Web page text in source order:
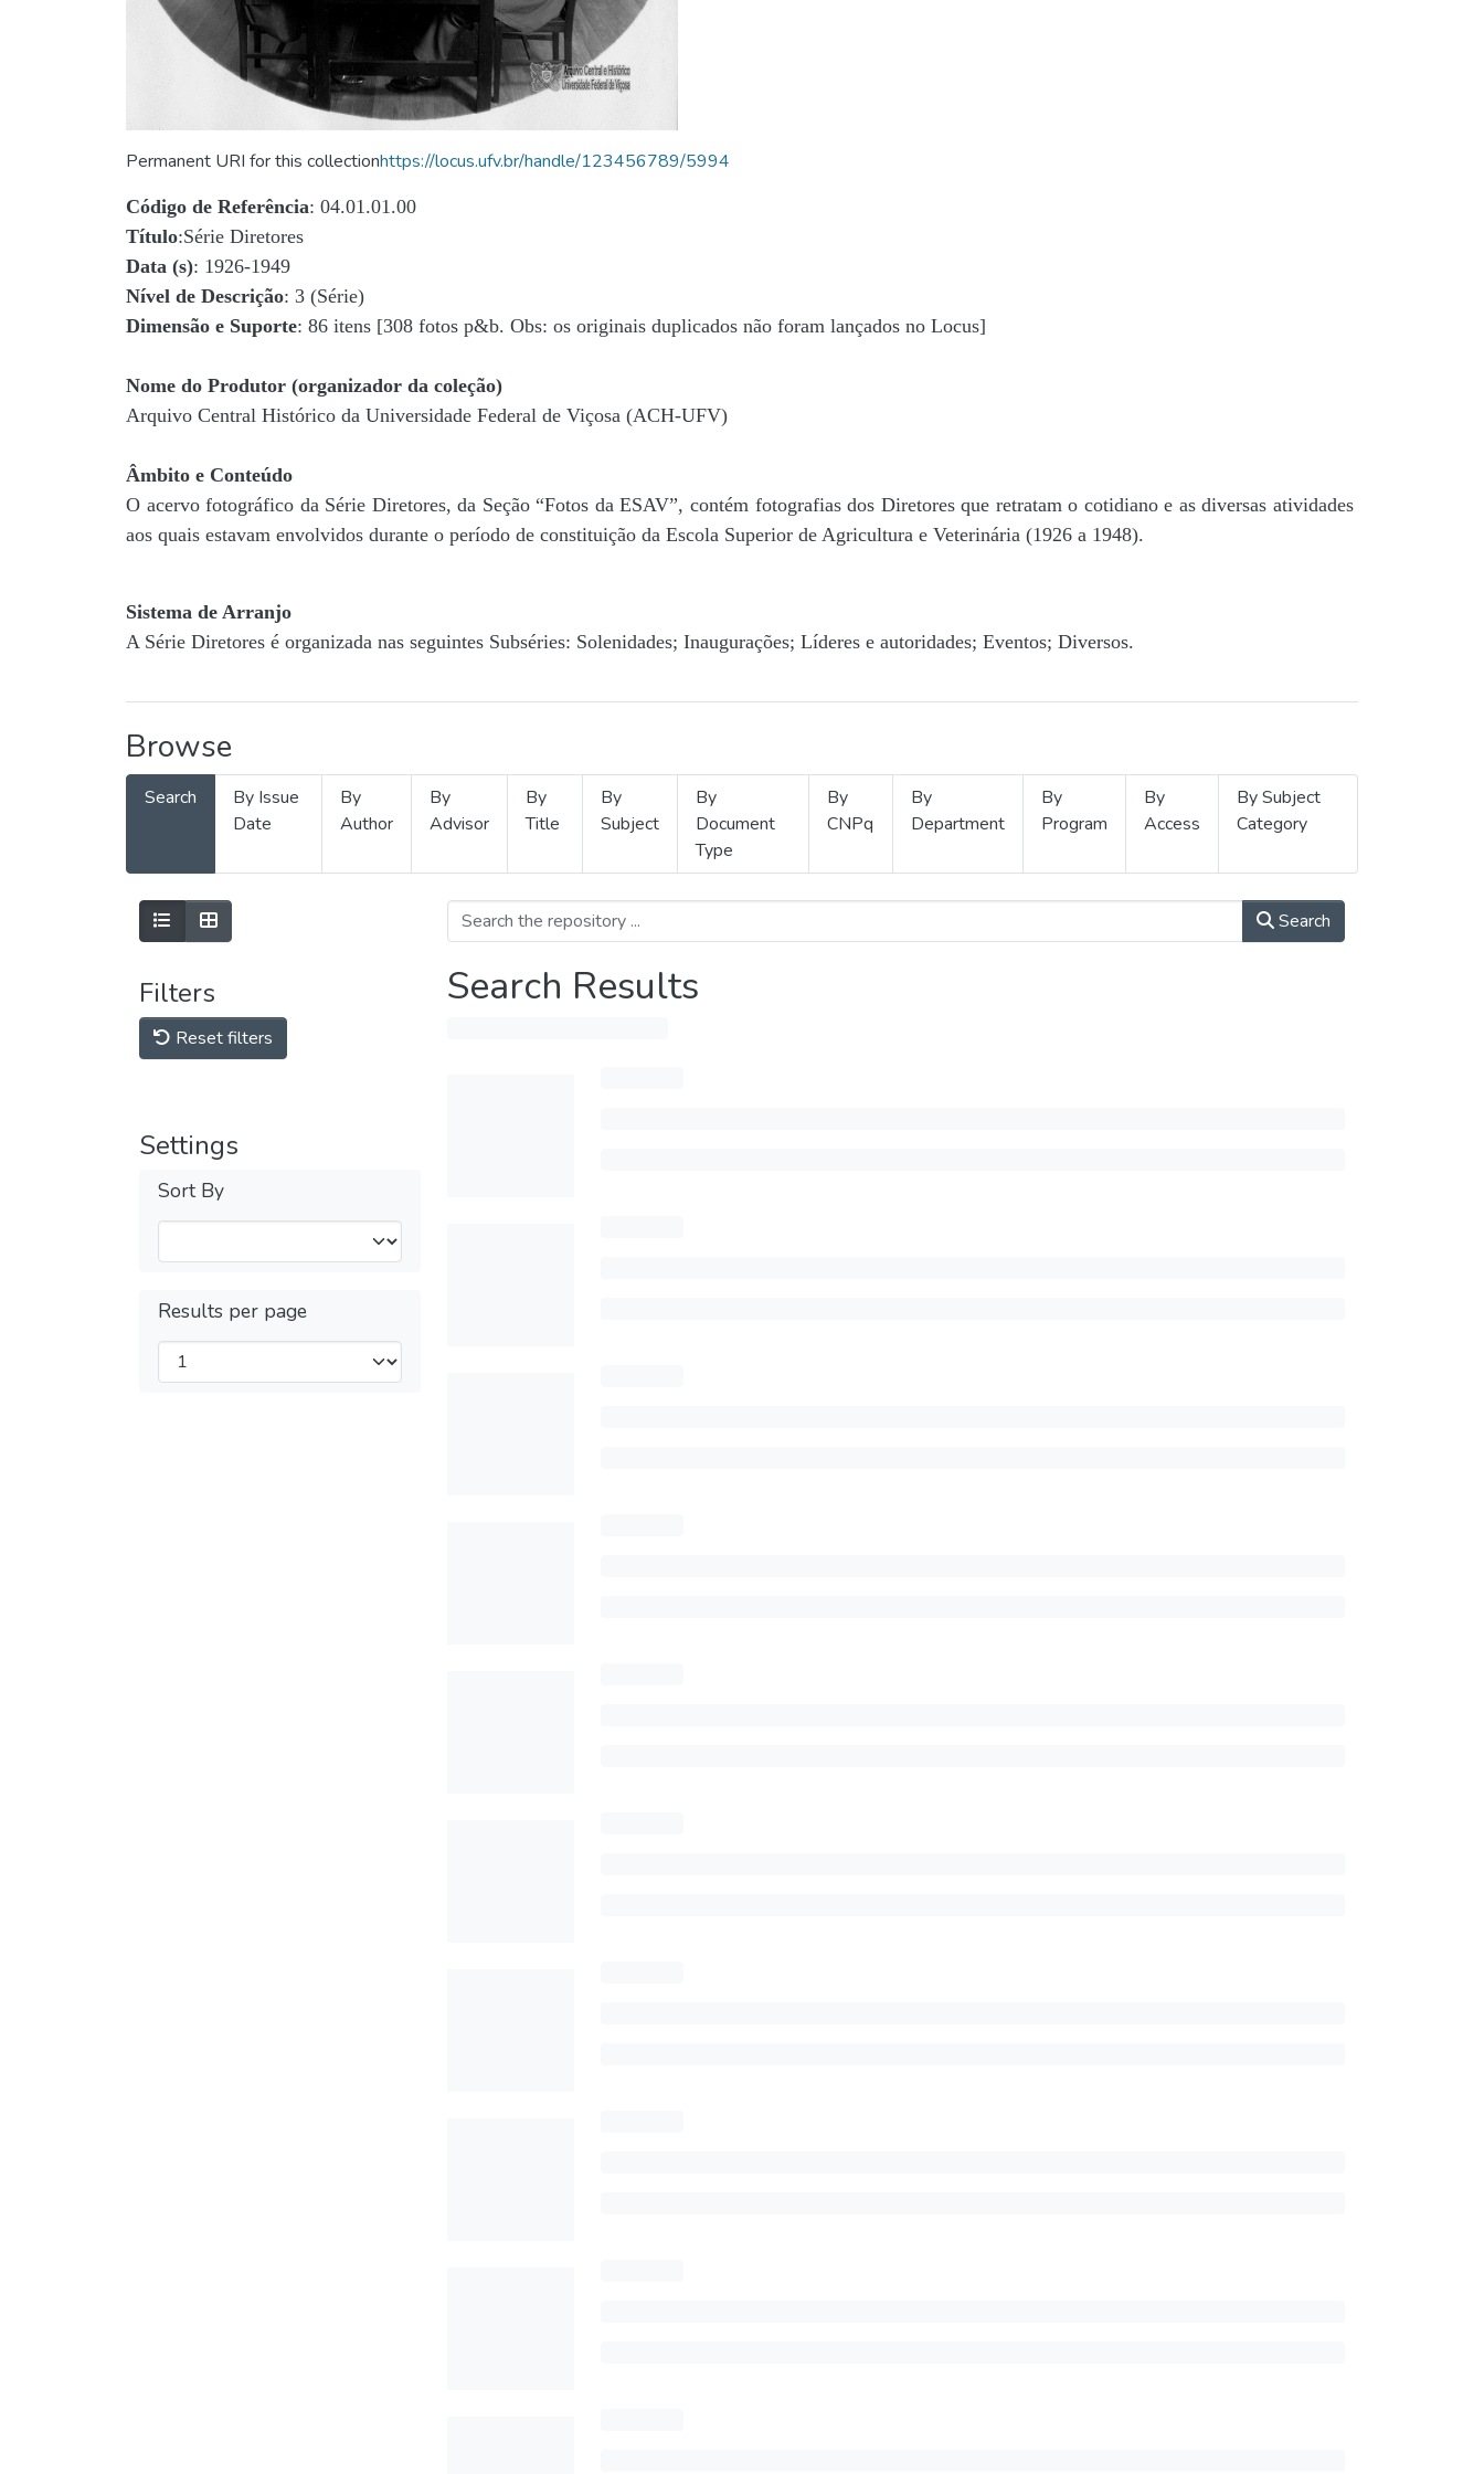
Permanent URI for this collectionhttps://locus.ufv.br/handle/123456789/5994
Código de Referência: 04.01.01.00
Título:Série Diretores
Data (s): 1926-1949
Nível de Descrição: 3 (Série)
Dimensão e Suporte: 86 itens [308 fotos p&b. Obs: os originais duplicados não foram lançados no Locus]
Nome do Produtor (organizador da coleção)
Arquivo Central Histórico da Universidade Federal de Viçosa (ACH-UFV)
Âmbito e Conteúdo
O acervo fotográfico da Série Diretores, da Seção “Fotos da ESAV”, contém fotografias dos Diretores que retratam o cotidiano e as diversas atividades
aos quais estavam envolvidos durante o período de constituição da Escola Superior de Agricultura e Veterinária (1926 a 1948).
Sistema de Arranjo
A Série Diretores é organizada nas seguintes Subséries: Solenidades; Inaugurações; Líderes e autoridades; Eventos; Diversos.
Browse
Search
By Issue
Date
By
Author
By
Advisor
By
Title
By
Subject
By
Document
Type
By
CNPq
By
Department
By
Program
By
Access
By Subject
Category
Filters
Reset filters
Settings
Sort By
Results per page
Search
Search Results